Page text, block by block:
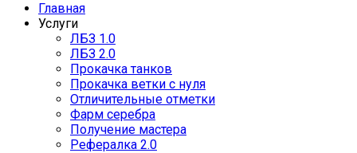
Главная
Услуги
ЛБЗ 1.0
ЛБЗ 2.0
Прокачка танков
Прокачка ветки с нуля
Отличительные отметки
Фарм серебра
Получение мастера
Рефералка 2.0